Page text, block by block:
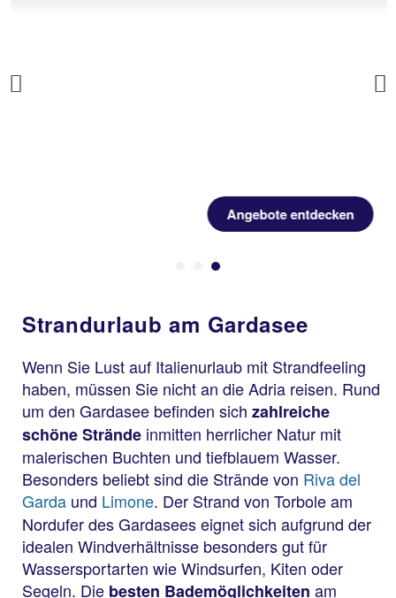
Previous
Angebote entdecken
Strandurlaub am Gardasee
Wenn Sie Lust auf Italienurlaub mit Strandfeeling
haben, müssen Sie nicht an die Adria reisen. Rund
um den Gardasee befinden sich zahlreiche
schöne Strände inmitten herrlicher Natur mit
malerischen Buchten und tiefblauem Wasser.
Besonders beliebt sind die Strände von Riva del
Garda und Limone. Der Strand von Torboleam
Nordufer des Gardasees eignet sich aufgrund der
idealen Windverhältnisse besonders gut für
Wassersportarten wie Windsurfen, Kiten oder
Segeln. Die besten Bademöglichkeiten am